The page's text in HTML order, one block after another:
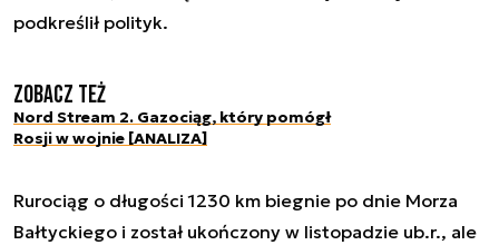
podkreślił polityk.
Zobacz też
Nord Stream 2. Gazociąg, który pomógł
Rosji w wojnie [ANALIZA]
Rurociąg o długości 1230 km biegnie po dnie Morza
Bałtyckiego i został ukończony w listopadzie ub.r., ale